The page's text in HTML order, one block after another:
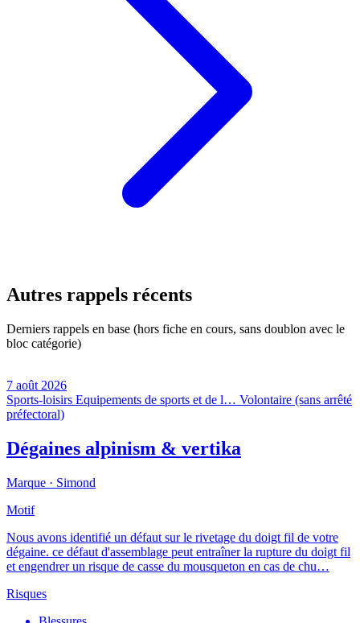
Autres rappels récents
Derniers rappels en base (hors fiche en cours, sans doublon avec le
bloc catégorie)
7 août 2026
Sports-loisirs Equipements de sports et de l… Volontaire (sans arrêté
préfectoral)
Dégaines alpinism & vertika
Marque · Simond
Motif
Nous avons identifié un défaut sur le rivetage du doigt fil de votre
dégaine. ce défaut d'assemblage peut entraîner la rupture du doigt fil
et engendrer un risque de casse du mousqueton en cas de chu…
Risques